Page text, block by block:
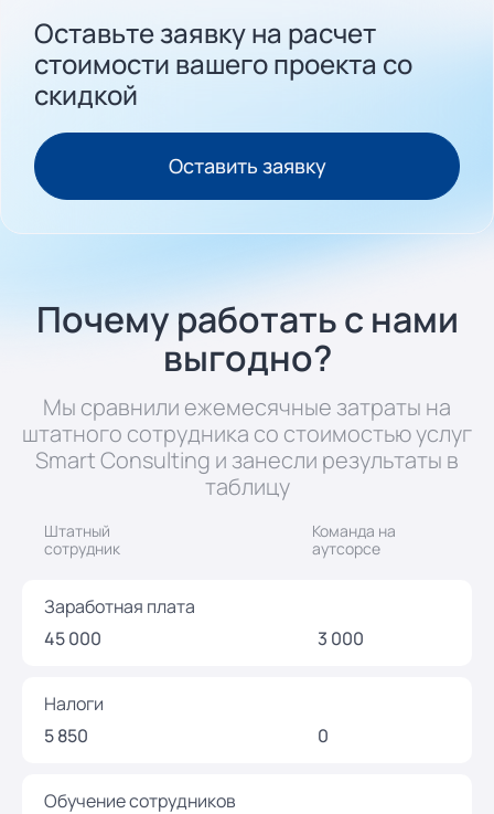
Оставьте заявку на расчет
стоимости вашего проекта cо
скидкой
Оставить заявку
Почему работать с нами
выгодно?
Мы сравнили ежемесячные затраты на
штатного сотрудника cо стоимостью услуг
Smart Consulting и занесли результаты в
таблицу
Штатный
сотрудник
Команда на
аутсорсе
Заработная плата
45 000
3 000
Налоги
5 850
0
Обучение сотрудников